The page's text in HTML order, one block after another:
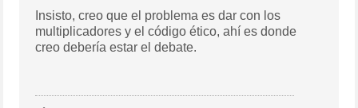
Insisto, creo que el problema es dar con los
multiplicadores y el código ético, ahí es donde
creo debería estar el debate.